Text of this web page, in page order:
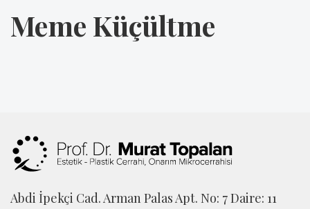
Meme Küçültme
Abdi İpekçi Cad. Arman Palas Apt. No: 7 Daire: 11